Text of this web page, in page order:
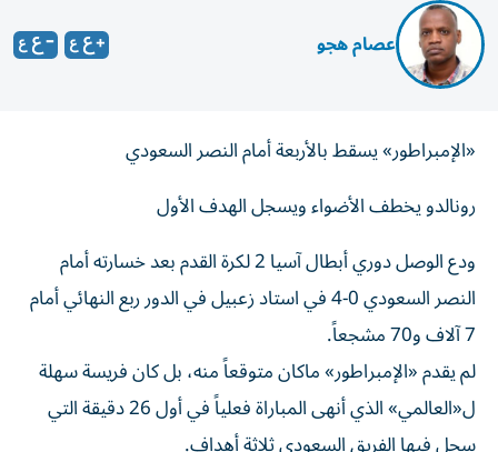
عصام هجو
«الإمبراطور» يسقط بالأربعة أمام النصر السعودي
رونالدو يخطف الأضواء ويسجل الهدف الأول
ودع الوصل دوري أبطال آسيا 2 لكرة القدم بعد خسارته أمام
النصر السعودي 0-4 في استاد زعبيل في الدور ربع النهائي أمام
7 آلاف و70 مشجعاً.
لم يقدم «الإمبراطور» ماكان متوقعاً منه، بل كان فريسة سهلة
ل«العالمي» الذي أنهى المباراة فعلياً في أول 26 دقيقة التي